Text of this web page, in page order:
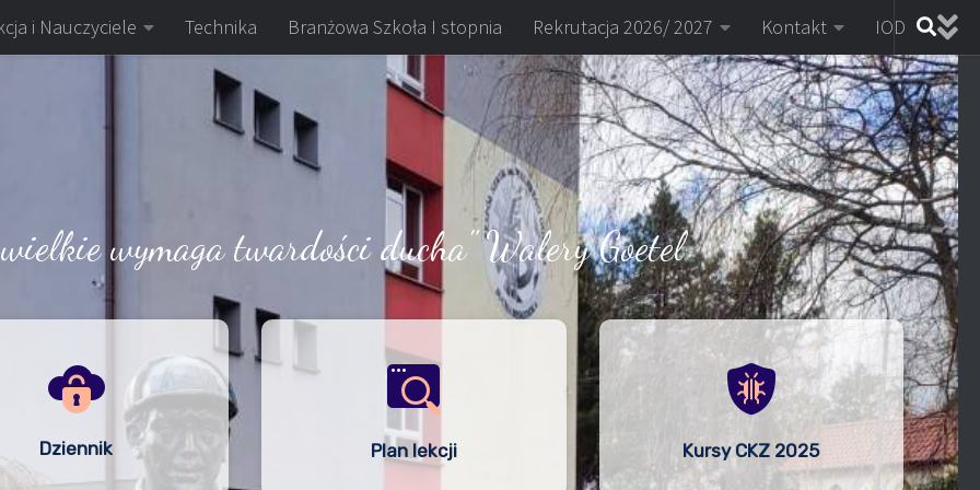
i Nauczyciele Technika Branżowa Szkoła I stopnia Rekrutacja 2026/ 2027 Kontakt IOD
wymaga twardości ducha" Walery Goetel
Dziennik Plan lekcji Kursy CKZ 2025